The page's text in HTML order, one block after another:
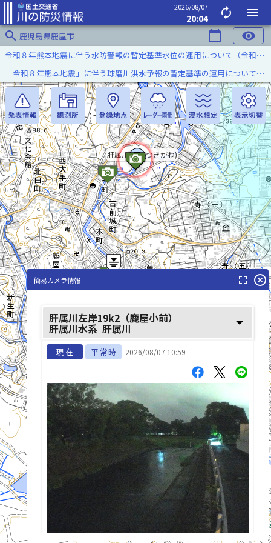
2026/08/07
20:04 autorenew
menu
search 鹿児島県鹿屋市 calendar_today visibility
肝属川(きもつきがわ)
下谷川(しもたにがわ)
令和８年熊本地震に伴う水防警報の暫定基準水位の運用について（令和８年８月７日）
「令和８年熊本地震」に伴う球磨川洪水予報の暫定基準の運用について（令和８年８月５日）
簡易カメラ情報 fullscreen highlight_off
肝属川左岸19k2（鹿屋小前）
肝属川水系 肝属川 arrow_drop_down
現在 平常時 2026/08/07 10:59